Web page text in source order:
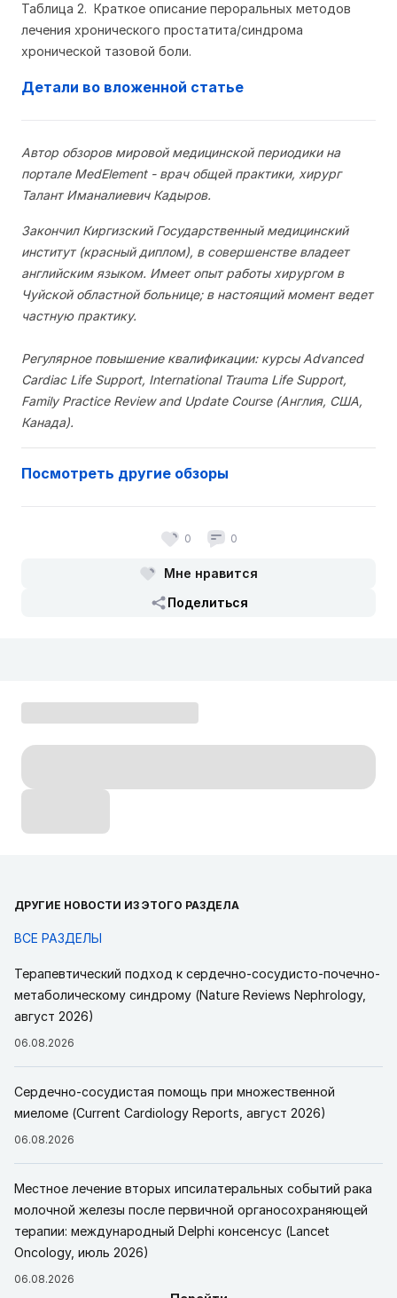
Таблица 2. Краткое описание пероральных методов
лечения хронического простатита/синдрома
хронической тазовой боли.
Детали во вложенной статье
Автор обзоров мировой медицинской периодики на
портале MedElement - врач общей практики, хирург
Талант Иманалиевич Кадыров.
Закончил Киргизский Государственный медицинский
институт (красный диплом), в совершенстве владеет
английским языком. Имеет опыт работы хирургом в
Чуйской областной больнице; в настоящий момент ведет
частную практику.
Регулярное повышение квалификации: курсы Advanced
Cardiac Life Support, International Trauma Life Support,
Family Practice Review and Update Course (Англия, США,
Канада).
Посмотреть другие обзоры
0 0
Мне нравится
Поделиться
ДРУГИЕ НОВОСТИ ИЗ ЭТОГО РАЗДЕЛА
ВСЕ РАЗДЕЛЫ
Терапевтический подход к сердечно-сосудисто-почечно-
метаболическому синдрому (Nature Reviews Nephrology,
август 2026)
06.08.2026
Сердечно-сосудистая помощь при множественной
миеломе (Current Cardiology Reports, август 2026)
06.08.2026
Местное лечение вторых ипсилатеральных событий рака
молочной железы после первичной органосохраняющей
терапии: международный Delphi консенсус (Lancet
Oncology, июль 2026)
06.08.2026